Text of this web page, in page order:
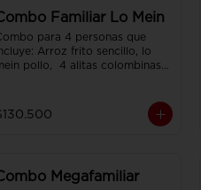
Familiar Lo Mein
para 4 personas que
Arroz frito sencillo, lo
pollo,  4 alitas colombinas,
Megafamiliar